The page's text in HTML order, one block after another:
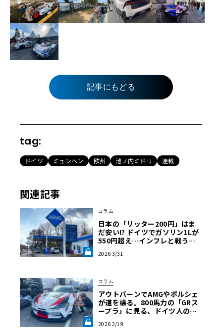
記事にもどる
tag:
ドイツ ミュンヘン 欧州 池ノ内ミドリ 連載
関連記事
コラム
日本の「リッター200円」はま
だ安い!? ドイツでガソリン1Lが
550円超え…インフレと戦うア
VOLANT LAB》
2026 3/31
コラム
アウトバーンでAMGやポルシェ
が道を譲る。800馬力の「GRス
ープラ」に見る、ドイツ人の日
ム】《LE VOLANT LAB》
2026 2/19